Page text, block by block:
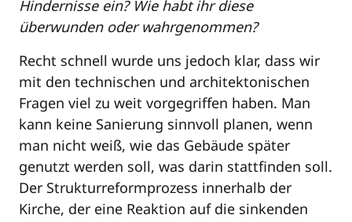
Hindernisse ein? Wie habt ihr diese
überwunden oder wahrgenommen?
Recht schnell wurde uns jedoch klar, dass wir
mit den technischen und architektonischen
Fragen viel zu weit vorgegriffen haben. Man
kann keine Sanierung sinnvoll planen, wenn
man nicht weiß, wie das Gebäude später
genutzt werden soll, was darin stattfinden soll.
Der Strukturreformprozess innerhalb der
Kirche, der eine Reaktion auf die sinkenden